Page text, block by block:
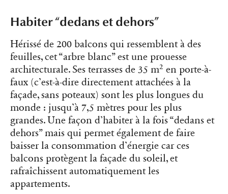
Habiter “dedans et dehors”
Hérissé de 200 balcons qui ressemblent à des
feuilles, cet “arbre blanc” est une prouesse
architecturale. Ses terrasses de 35 m2 en porte-à-
faux (c’est-à-dire directement attachées à la
façade, sans poteaux) sont les plus longues du
monde : jusqu’à 7,5 mètres pour les plus
grandes. Une façon d’habiter à la fois “dedans et
dehors” mais qui permet également de faire
baisser la consommation d’énergie car ces
balcons protègent la façade du soleil, et
rafraîchissent automatiquement les
appartements.